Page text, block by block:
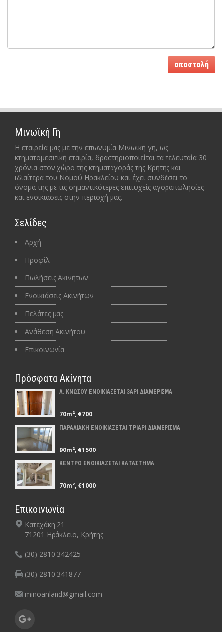
αποστολή
Μινωϊκή Γη
Η εταιρεία μας με την επωνυμία Μινωική γη, ως
κτηματομεσιτική εταιρία, δραστηριοποιείται τα τελευταία 30
χρόνια στον χώρο της κτηματαγοράς της Κρήτης και
ιδιαίτερα του Νομού Ηρακλείου και έχει συνδέσει το
όνομά της με τις σημαντικότερες επιτυχείς αγοραπωλησίες
και ενοικιάσεις στην περιοχή μας.
Σελίδες
Αρχή
Προφίλ
Πωλήσεις Ακινήτων
Ενοικιάσεις Ακινήτων
Πελάτες μας
Ανάθεση Ακινήτου
Επικοινωνία
Πρόσφατα Ακίνητα
Λ. ΚΝΩΣΟΥ ΕΝΟΙΚΙΑΖΕΤΑΙ 3ΑΡΙ ΔΙΑΜΕΡΙΣΜΑ
70m², €700
ΠΑΡΑΛΙΑΚΗ ΕΝΟΙΚΙΑΖΕΤΑΙ ΤΡΙΑΡΙ ΔΙΑΜΕΡΙΣΜΑ
90m², €1500
ΚΕΝΤΡΟ ΕΝΟΙΚΙΑΖΕΤΑΙ ΚΑΤΑΣΤΗΜΑ
70m², €1000
Επικοινωνία
Κατεχάκη 21
71201 Ηράκλειο, Κρήτης
(30) 2810 342425
(30) 2810 341877
minoanland@gmail.com